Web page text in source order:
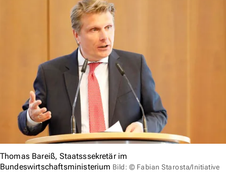
Thomas Bareiß, Staatsssekretär im
Bundeswirtschaftsministerium Bild: © Fabian Starosta/Initiative